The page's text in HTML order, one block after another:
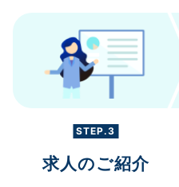
STEP.3
求人のご紹介